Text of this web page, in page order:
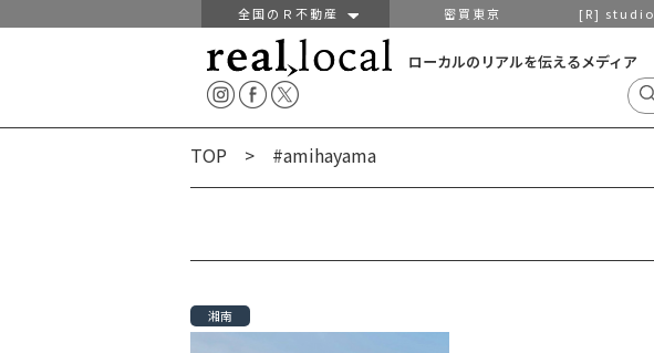
全国のＲ不動産 密買東京 [R] studio
ローカルのリアルを伝えるメディア
TOP > #amihayama
湘南